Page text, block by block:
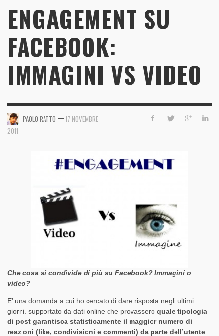
ENGAGEMENT SU
FACEBOOK:
IMMAGINI VS VIDEO
PAOLO RATTO — 17 NOVEMBRE
2011
Che cosa si condivide di più su Facebook? Immagini o
video?
E’ una domanda a cui ho cercato di dare risposta negli ultimi
giorni, supportato da dati online che provassero quale tipologia
di post garantisca statisticamente il maggior numero di
reazioni (like, condivisioni e commenti) da parte dell’utente